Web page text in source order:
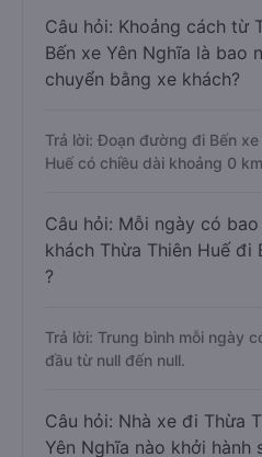
Câu hỏi: Khoảng cách từ
Bến xe Yên Nghĩa là bao
chuyển bằng xe khách?
Trả lời: Đoạn đường đi Bến
Huế có chiều dài khoảng 0
Câu hỏi: Mỗi ngày có
khách Thừa Thiên Huế đi
?
Trả lời: Trung bình mỗi ngày
đầu từ null đến null.
Câu hỏi: Nhà xe đi Thừa
Yên Nghĩa nào khởi hành